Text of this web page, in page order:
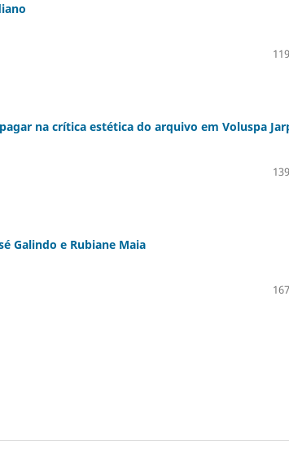
na crítica estética do arquivo em Voluspa
Galindo e Rubiane Maia